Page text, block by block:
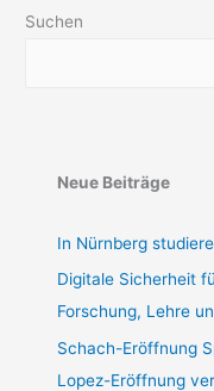
Suchen
Neue Beiträge
In Nürnberg
Digitale Sicherheit
Forschung, Lehre
Schach-Eröffnung
Lopez-Eröffnung